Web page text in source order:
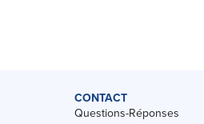
CONTACT
Questions-Réponses